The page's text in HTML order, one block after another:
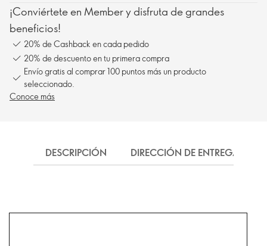
¡Conviértete en Member y disfruta de grandes
beneficios!
20% de Cashback en cada pedido
20% de descuento en tu primera compra
Envío gratis al comprar 100 puntos más un producto
seleccionado.
Conoce más
DESCRIPCIÓN DIRECCIÓN DE ENTREGA